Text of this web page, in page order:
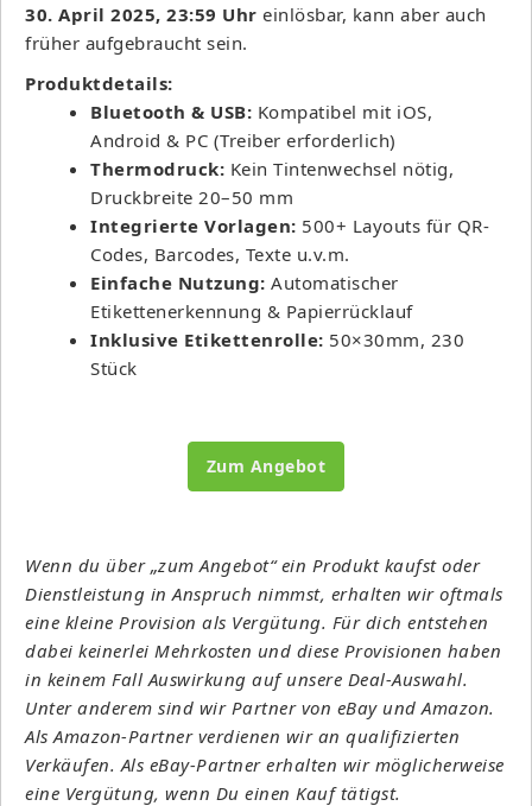
30. April 2025, 23:59 Uhr einlösbar, kann aber auch
früher aufgebraucht sein.
Produktdetails:
Bluetooth & USB: Kompatibel mit iOS,
Android & PC (Treiber erforderlich)
Thermodruck: Kein Tintenwechsel nötig,
Druckbreite 20–50 mm
Integrierte Vorlagen: 500+ Layouts für QR-
Codes, Barcodes, Texte u.v.m.
Einfache Nutzung: Automatischer
Etikettenerkennung & Papierrücklauf
Inklusive Etikettenrolle: 50×30mm, 230
Stück
Zum Angebot
Wenn du über „zum Angebot“ ein Produkt kaufst oder
Dienstleistung in Anspruch nimmst, erhalten wir oftmals
eine kleine Provision als Vergütung. Für dich entstehen
dabei keinerlei Mehrkosten und diese Provisionen haben
in keinem Fall Auswirkung auf unsere Deal-Auswahl.
Unter anderem sind wir Partner von eBay und Amazon.
Als Amazon-Partner verdienen wir an qualifizierten
Verkäufen. Als eBay-Partner erhalten wir möglicherweise
eine Vergütung, wenn Du einen Kauf tätigst.